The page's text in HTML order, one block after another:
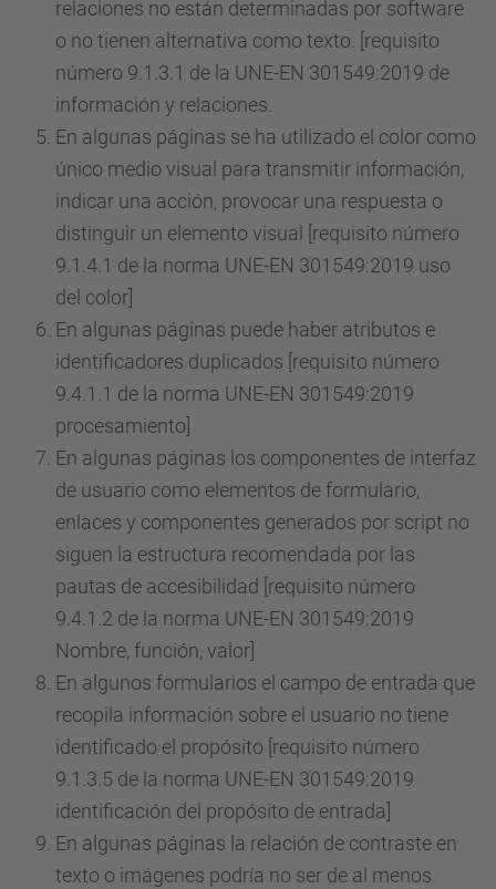
relaciones no están determinadas por software
o no tienen alternativa como texto. [requisito
número 9.1.3.1 de la UNE-EN 301549:2019 de
información y relaciones.
En algunas páginas se ha utilizado el color como
único medio visual para transmitir información,
indicar una acción, provocar una respuesta o
distinguir un elemento visual [requisito número
9.1.4.1 de la norma UNE-EN 301549:2019 uso
del color]
En algunas páginas puede haber atributos e
identificadores duplicados [requisito número
9.4.1.1 de la norma UNE-EN 301549:2019
procesamiento]
En algunas páginas los componentes de interfaz
de usuario como elementos de formulario,
enlaces y componentes generados por script no
siguen la estructura recomendada por las
pautas de accesibilidad [requisito número
9.4.1.2 de la norma UNE-EN 301549:2019
Nombre, función, valor]
En algunos formularios el campo de entrada que
recopila información sobre el usuario no tiene
identificado el propósito [requisito número
9.1.3.5 de la norma UNE-EN 301549:2019
identificación del propósito de entrada]
En algunas páginas la relación de contraste en
texto o imágenes podría no ser de al menos